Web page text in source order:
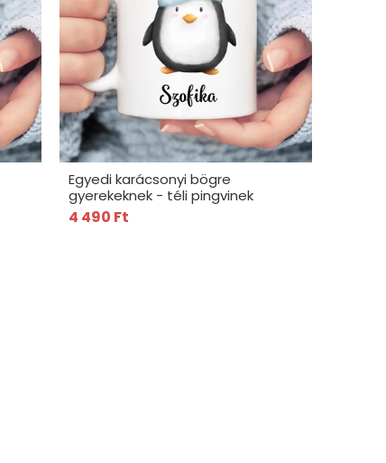
Egyedi karácsonyi bögre
gyerekeknek - téli pingvinek
4 490 Ft